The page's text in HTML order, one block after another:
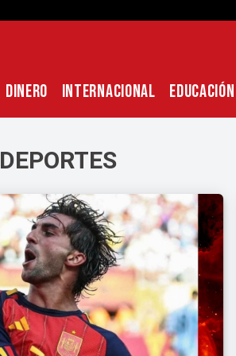
DINERO INTERNACIONAL EDUCACIÓN
DEPORTES